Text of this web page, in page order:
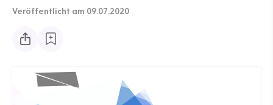
Veröffentlicht am 09.07.2020